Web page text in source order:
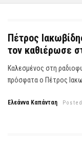
Πέτρος
τον καθιέρωσε
Καλεσμένος στη
πρόσφατα ο Πέτρος
Ελεάννα Καπάνταη